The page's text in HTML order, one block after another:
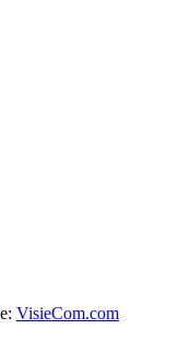
VisieCom.com